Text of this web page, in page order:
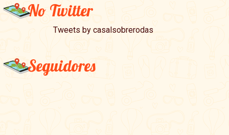
No Twitter
Tweets by casalsobrerodas
Seguidores